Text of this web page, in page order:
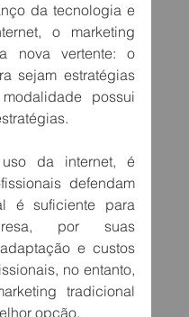
da tecnologia e
o marketing
nova vertente: o
sejam estratégias
possui
da internet, é
defendam
é suficiente para
por suas
e custos
no entanto,
tradicional
opção.